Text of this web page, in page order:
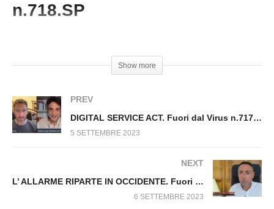
SIAMO TUTTI TONINO Fuori dal Virus n.716.SP
n.718.SP
Show more
PREV
DIGITAL SERVICE ACT. Fuori dal Virus n.717.SP
5 SETTEMBRE 2023
NEXT
L’ ALLARME RIPARTE IN OCCIDENTE. Fuori dal Virus n.719.SP
6 SETTEMBRE 2023